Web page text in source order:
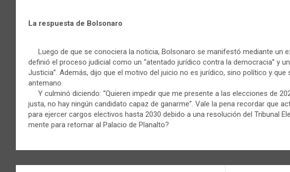
La respuesta de Bolsonaro
Luego de que se conociera la noticia, Bolsonaro se manifestó mediante un
definió el proceso judicial como un “atentado jurídico contra la democracia” y
Justicia”. Además, dijo que el motivo del juicio no es jurídico, sino político y
antemano.
Y culminó diciendo: “Quieren impedir que me presente a las elecciones de
justa, no hay ningún candidato capaz de ganarme”. Vale la pena recordar que
para ejercer cargos electivos hasta 2030 debido a una resolución del Tribunal
mente para retornar al Palacio de Planalto?